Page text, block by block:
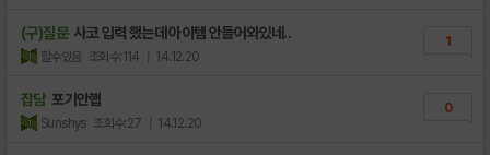
(구)질문 사코 입력 했는데 아이템 안들어와있네..
할수있음 조회수:114 | 14.12.20
1
잡담 포기안햅
Sunshys 조회수:27 | 14.12.20
0